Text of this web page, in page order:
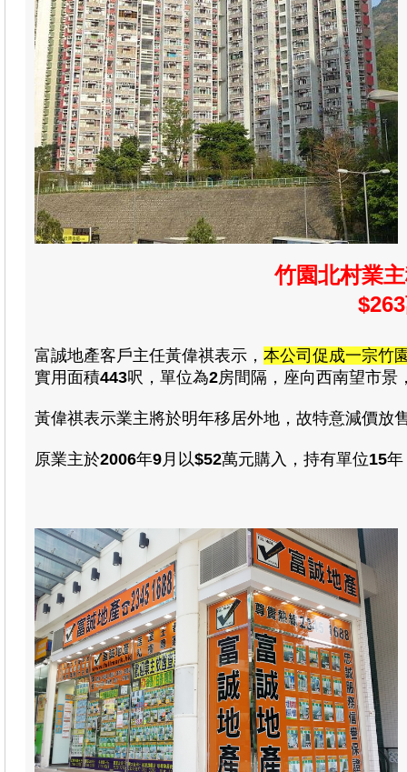
竹園北村業
$263
富誠地產客戶主任黃偉祺表示， 本公司促成一宗竹
實用面積443呎，單位為2房間隔，座向西南望市景
黃偉祺表示業主將於明年移居外地 ， 故特意減價放
原業主於2006年9月以$52萬元購入，持有單位15年